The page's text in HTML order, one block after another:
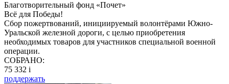
Благотворительный фонд «Почет»
Всё для Победы!
Сбор пожертвований, инициируемый волонтёрами Южно-
Уральской железной дороги, с целью приобретения
необходимых товаров для участников специальной военной
операции.
СОБРАНО:
75 332 i
поддержать